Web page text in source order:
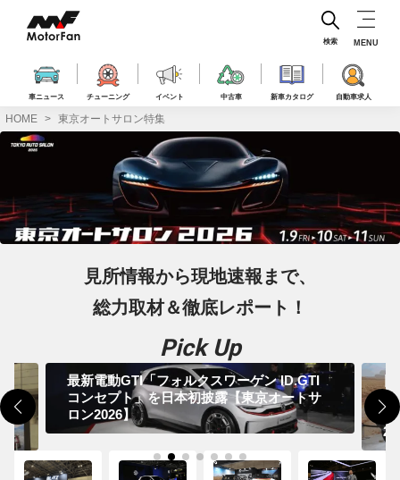
ス
キ
ッ
車ニュース チューニング イベント 中古車 新車カタログ 自動車求人
検索 MENU
HOME 東京オートサロン特集
見所情報から現地速報まで、
総力取材＆徹底レポート！
Pick Up
最新電動GTI「フォルクスワーゲン ID.GTI
コンセプト」を日本初披露【東京オートサ
ロン2026】
日
発